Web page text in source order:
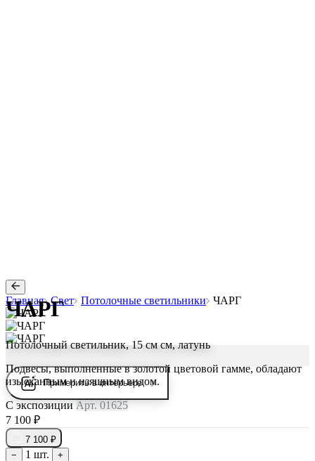
Главная Свет Потолочные светильники ЧАРГ
Примерить в интерьере
ЧАРГ
Потолочный светильник, 15 см см, латунь
Подвесы, выполненные в золотой цветовой гамме, обладают
изысканным и изящным видом.
С экспозиции Арт. 01625
7 100 ₽
7 100 ₽
−
1 шт. +